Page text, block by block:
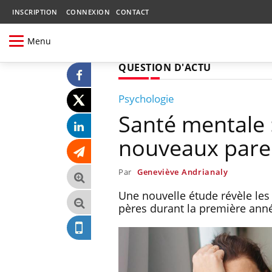
INSCRIPTION CONNEXION CONTACT
Menu
QUESTION D'ACTU
Psychologie
Santé
nouveaux
Par Geneviève Andrianaly
Une nouvelle étude révèle
pères durant la première